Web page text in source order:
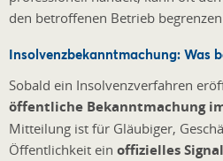
den betroffenen Betrieb begrenzen.
Insolvenzbekanntmachung: Was
Sobald ein Insolvenzverfahren
öffentliche Bekanntmachung
Mitteilung ist für Gläubiger,
Öffentlichkeit ein offizielles Signal